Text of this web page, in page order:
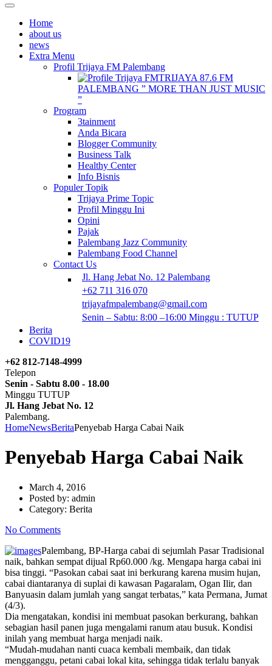
Home
about us
news
Extra Menu
Profil Trijaya FM Palembang
TRIJAYA 87.6 FM
PALEMBANG ” MORE THAN JUST MUSIC
”
Program
3tainment
Anda Bicara
Blogger Community
Business Talk
Healthy Center
Info Bisnis
Populer Topik
Trijaya Prime Topic
Profil Minggu Ini
Opini
Pajak
Palembang Jazz Community
Palembang Food Channel
Contact Us
Jl. Hang Jebat No. 12 Palembang
+62 711 316 070
trijayafmpalembang@gmail.com
Senin – Sabtu: 8:00 –16:00 Minggu : TUTUP
Berita
COVID19
+62 812-7148-4999
Telepon
Senin - Sabtu 8.00 - 18.00
Minggu TUTUP
Jl. Hang Jebat No. 12
Palembang.
HomeNewsBeritaPenyebab Harga Cabai Naik
Penyebab Harga Cabai Naik
March 4, 2016
Posted by: admin
Category: Berita
No Comments
Palembang, BP-Harga cabai di sejumlah Pasar Tradisional
naik, bahkan sempat dijual Rp60.000 /kg. Mengapa harga cabai ini
bisa tinggi. “Pasokan cabai saat ini berkurang karena musim hujan,
cabai diantaranya di suplai di kawasan Pagaralam, Ogan Ilir, dan
Banyuasin dalam jumlah yang sangat terbatas,” kata Permana, Jumat
(4/3).
Dia mengatakan, kondisi ini membuat pasokan berkurang, bahkan
sebagian hasil panen juga mengalami ranum atau busuk. Kondisi
inilah yang membuat harga menjadi naik.
“Mudah-mudahan nanti cuaca kembali membaik, dan tidak
mengganggu, petani cabai lokal kita, sehingga tidak terlalu banyak